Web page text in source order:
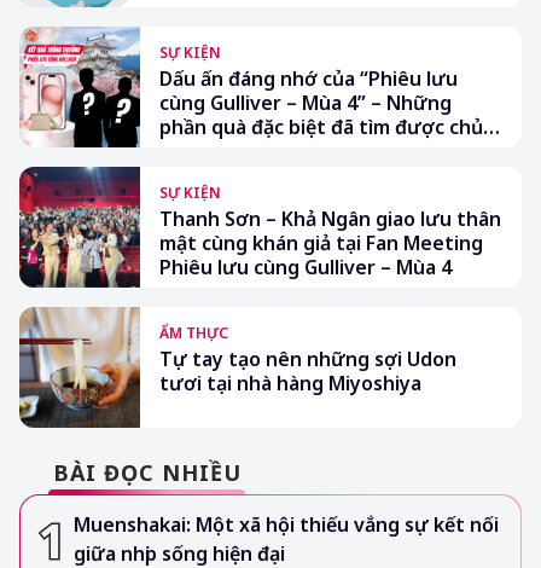
SỰ KIỆN
Dấu ấn đáng nhớ của “Phiêu lưu
cùng Gulliver – Mùa 4” – Những
phần quà đặc biệt đã tìm được chủ
SỰ KIỆN
Thanh Sơn – Khả Ngân giao lưu thân
mật cùng khán giả tại Fan Meeting
Phiêu lưu cùng Gulliver – Mùa 4
ẨM THỰC
Tự tay tạo nên những sợi Udon
tươi tại nhà hàng Miyoshiya
BÀI ĐỌC NHIỀU
Muenshakai: Một xã hội thiếu vắng sự kết nối
giữa nhịp sống hiện đại